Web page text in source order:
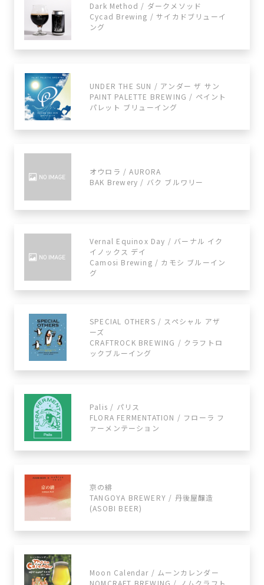
Dark Method / ダークメソッド
Cycad Brewing / サイカドブリューイ
ング
UNDER THE SUN / アンダー ザ サン
PAINT PALETTE BREWING / ペイント
パレット ブリューイング
オウロラ / AURORA
BAK Brewery / バク ブルワリー
Vernal Equinox Day / バーナル イク
イノックス デイ
Camosi Brewing / カモシ ブルーイン
グ
SPECIAL OTHERS / スペシャル アザ
ーズ
CRAFTROCK BREWING / クラフトロ
ックブルーイング
Palis / パリス
FLORA FERMENTATION / フローラ フ
ァーメンテーション
京の緋
TANGOYA BREWERY / 丹後屋醸造
(ASOBI BEER)
Moon Calendar / ムーンカレンダー
NOMCRAFT BREWING / ノムクラフト